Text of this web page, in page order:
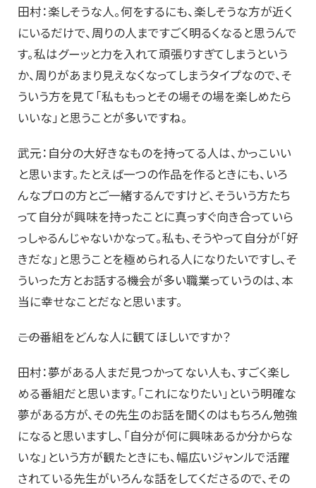
田村：楽しそうな人。何をするにも、楽しそうな方が近く
にいるだけで、周りの人まですごく明るくなると思うんで
す。私はグーッと力を入れて頑張りすぎてしまうという
か、周りがあまり見えなくなってしまうタイプなので、そ
ういう方を見て「私ももっとその場その場を楽しめたら
いいな」と思うことが多いですね。
武元：自分の大好きなものを持ってる人は、かっこいい
と思います。たとえば一つの作品を作るときにも、いろ
んなプロの方とご一緒するんですけど、そういう方たち
って自分が興味を持ったことに真っすぐ向き合っていら
っしゃるんじゃないかなって。私も、そうやって自分が「好
きだな」と思うことを極められる人になりたいですし、そ
ういった方とお話する機会が多い職業っていうのは、本
当に幸せなことだなと思います。
――この番組をどんな人に観てほしいですか？
田村：夢がある人まだ見つかってない人も、すごく楽し
める番組だと思います。「これになりたい」という明確な
夢がある方が、その先生のお話を聞くのはもちろん勉強
になると思いますし、「自分が何に興味あるか分からな
いな」という方が観たときにも、幅広いジャンルで活躍
されている先生がいろんな話をしてくださるので、その